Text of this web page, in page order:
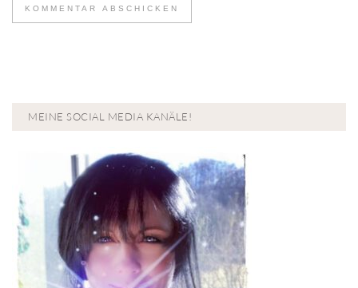
MEINE SOCIAL MEDIA KANÄLE!